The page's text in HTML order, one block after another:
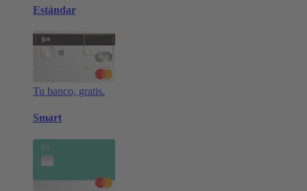
Estándar
Tu banco, gratis.
Smart